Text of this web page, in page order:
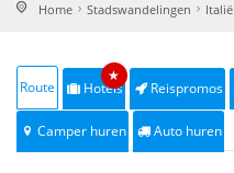
Home Stadswandelingen Italië
Route Hotels
★
Reispromos
Camper huren Auto huren